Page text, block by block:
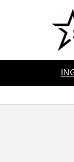
Ingrijire
Plită
Hotă bucătărie
Electrocasnice
Dispozitive